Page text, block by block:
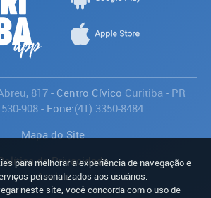
817- Centro Cívico Curitiba- PR
908- Fone:(41) 3350-8484
Mapa do Site
de Privacidade
Avaliar
para melhorar a experiência de navegação e
personalizados aos usuários.
neste site, você concorda com o uso de